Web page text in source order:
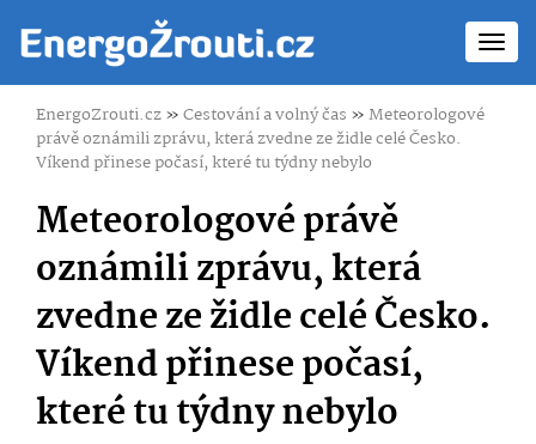
EnergoZrouti.cz»Cestování a volný čas »Meteorologové
právě oznámili zprávu, která zvedne ze židle celé Česko.
Víkend přinese počasí, které tu týdny nebylo
Meteorologové právě
oznámili zprávu, která
zvedne ze židle celé Česko.
Víkend přinese počasí,
které tu týdny nebylo